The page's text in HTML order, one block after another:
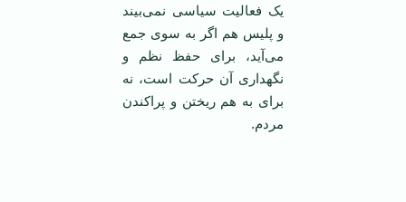
یک فعالیت سیاسی نمی‌بیند
و پلیس هم اگر به سوی جمع
می‌آید، برای حفظ نظم و
نگهداری آن حرکت است، نه
برای به هم ریختن و پراکندن
مردم.